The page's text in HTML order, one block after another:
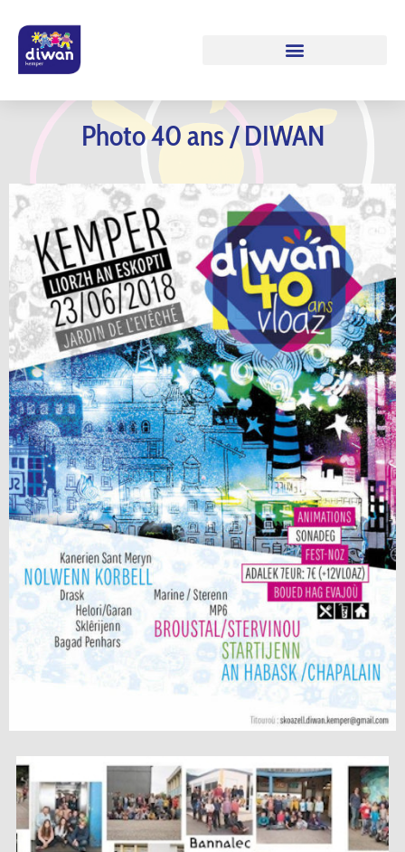
Photo 40 ans / DIWAN